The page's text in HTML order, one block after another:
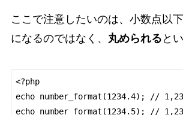
ここで注意したいのは、小数点以
になるのではなく、 丸められる と
<?php
echo number_format(1234.4); //
echo number_format(1234.5); //